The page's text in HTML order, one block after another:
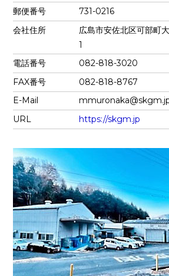
郵便番号
731-0216
会社住所
広島市安佐北区可部町
1
電話番号
082-818-3020
FAX番号
082-818-8767
E-Mail
URL
https://skgm.jp